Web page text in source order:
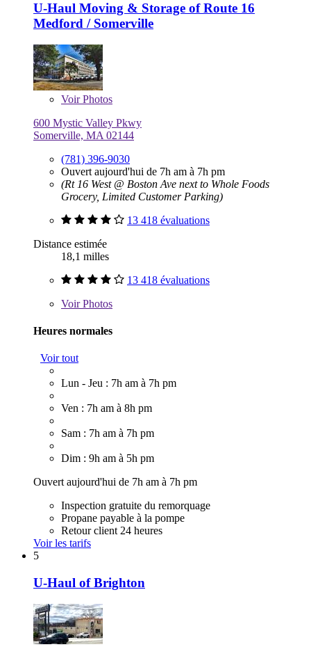
U-Haul Moving & Storage of Route 16
Medford / Somerville
VoirPhotos
600 Mystic Valley Pkwy
Somerville, MA 02144
(781) 396-9030
Ouvert aujourd'hui de 7h am à 7h pm
(Rt 16 West @ Boston Ave next to Whole Foods
Grocery, Limited Customer Parking)
13 418 évaluations
Distance estimée
18,1 milles
13 418 évaluations
VoirPhotos
Heures normales
Voir tout
Lun - Jeu : 7h am à 7h pm
Ven : 7h am à 8h pm
Sam : 7h am à 7h pm
Dim : 9h am à 5h pm
Ouvert aujourd'hui de 7h am à 7h pm
Inspection gratuite du remorquage
Propane payable à la pompe
Retour client 24 heures
Voir les tarifs
5
U-Haul of Brighton